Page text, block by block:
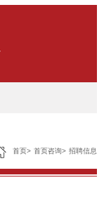
首页> 首页咨询> 招聘信息